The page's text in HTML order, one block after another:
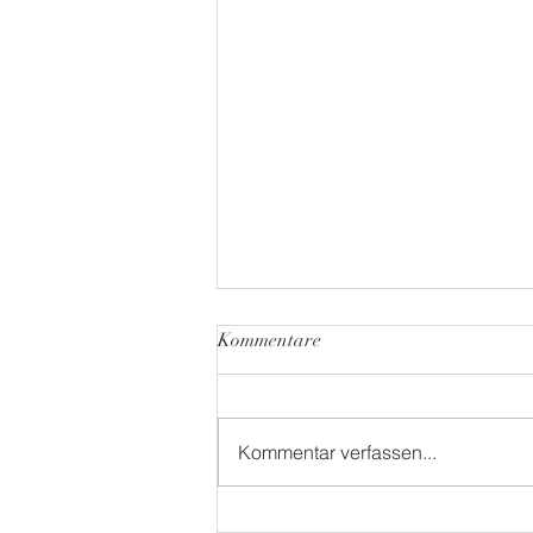
Kommentare
Kommentar verfassen...